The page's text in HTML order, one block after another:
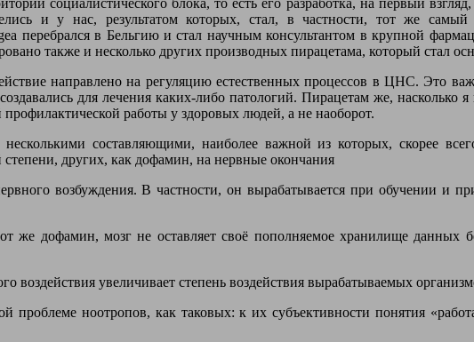
социалистического блока, то есть его разработка, на первый
и у нас, результатом которых, стал, в частности, тот же самый
перебрался в Бельгию и стал научным консультантом в крупной
также и несколько других производных пирацетама, который стал
направлено на регуляцию естественных процессов в ЦНС. Это
для лечения каких-либо патологий. Пирацетам же,
работы у здоровых людей, а не наоборот.
составляющими, наиболее важной из которых, скорее
других, как дофамин, на нервные окончания
возбуждения. В частности, он вырабатывается при обучении и
дофамин, мозг не оставляет своё пополняемое хранилище данных
воздействия увеличивает степень воздействия вырабатываемых
проблеме ноотропов, как таковых: к их субъективности понятия